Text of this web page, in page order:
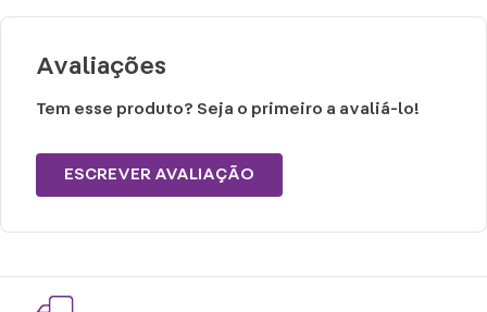
Peso: 0,150g
Cuidados e recomendações de uso:
Não usar alvejante.
Secar na horizontal.
Secagem natural.
Avaliações
Tem esse produto? Seja o primeiro a avaliá-lo!
ESCREVER AVALIAÇÃO